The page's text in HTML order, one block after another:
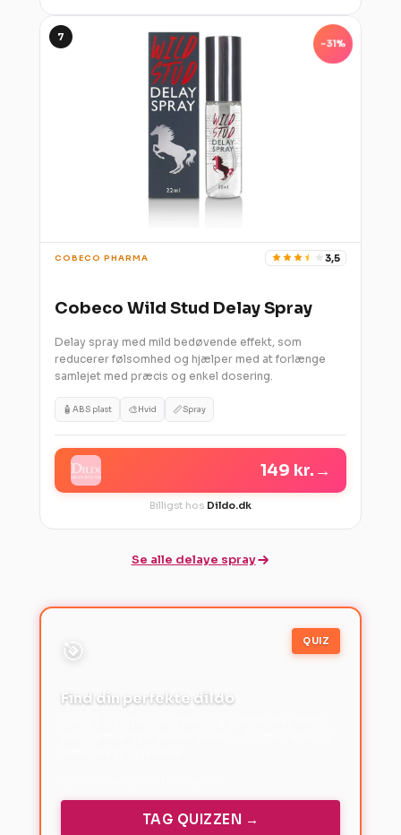
7
-31%
COBECO PHARMA 3,5
Cobeco Wild Stud Delay Spray
Delay spray med mild bedøvende effekt, som
reducerer følsomhed og hjælper med at forlænge
samlejet med præcis og enkel dosering.
🧴 ABS plast 🎨Hvid 📏Spray
149 kr. →
Billigst hos Dildo.dk
Se alle delaye spray
🎯 QUIZ
Find din perfekte dildo
TAG QUIZZEN →